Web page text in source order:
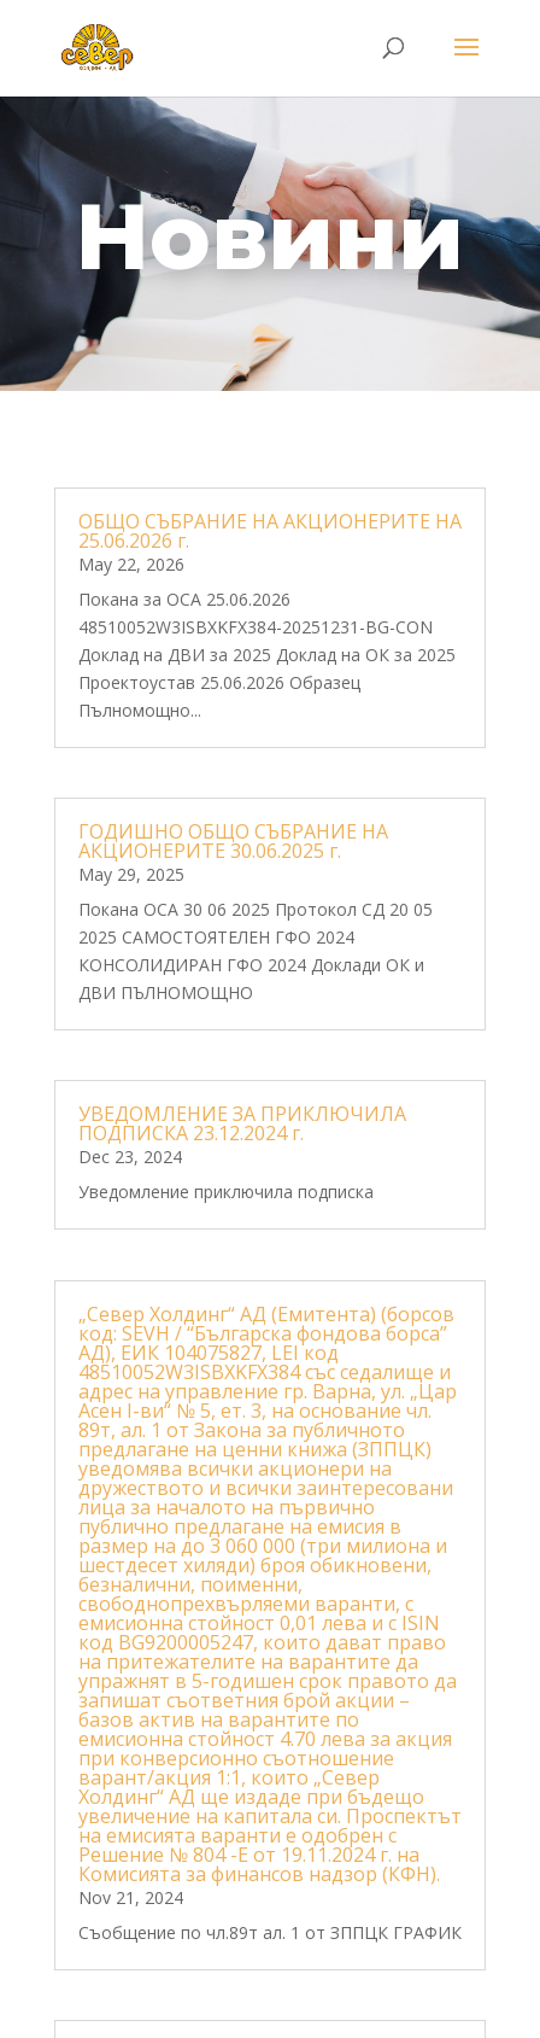
Новини
ОБЩО СЪБРАНИЕ НА АКЦИОНЕРИТЕ НА
25.06.2026 г.
May 22, 2026
Покана за ОСА 25.06.2026
48510052W3ISBXKFX384-20251231-BG-CON
Доклад на ДВИ за 2025 Доклад на ОК за 2025
Проектоустав 25.06.2026 Образец
Пълномощно...
ГОДИШНО ОБЩО СЪБРАНИЕ НА
АКЦИОНЕРИТЕ 30.06.2025 г.
May 29, 2025
Покана ОСА 30 06 2025 Протокол СД 20 05
2025 САМОСТОЯТЕЛЕН ГФО 2024
КОНСОЛИДИРАН ГФО 2024 Доклади ОК и
ДВИ ПЪЛНОМОЩНО
УВЕДОМЛЕНИЕ ЗА ПРИКЛЮЧИЛА
ПОДПИСКА 23.12.2024 г.
Dec 23, 2024
Уведомление приключила подписка
„Север Холдинг“ АД (Емитента) (борсов
код: SEVH / “Българска фондова борса”
АД), ЕИК 104075827, LEI код
48510052W3ISBXKFX384 със седалище и
адрес на управление гр. Варна, ул. „Цар
Асен I-ви“ № 5, ет. 3, на основание чл.
89т, ал. 1 от Закона за публичното
предлагане на ценни книжа (ЗППЦК)
уведомява всички акционери на
дружеството и всички заинтересовани
лица за началото на първично
публично предлагане на емисия в
размер на до 3 060 000 (три милиона и
шестдесет хиляди) броя обикновени,
безналични, поименни,
свободнопрехвърляеми варанти, с
емисионна стойност 0,01 лева и с ISIN
код BG9200005247, които дават право
на притежателите на варантите да
упражнят в 5-годишен срок правото да
запишат съответния брой акции –
базов актив на варантите по
емисионна стойност 4.70 левa за акция
при конверсионно съотношение
варант/акция 1:1, които „Север
Холдинг“ АД ще издаде при бъдещо
увеличение на капитала си. Проспектът
на емисията варанти е одобрен с
Решение № 804 -Е от 19.11.2024 г. на
Комисията за финансов надзор (КФН).
Nov 21, 2024
Съобщение по чл.89т ал. 1 от ЗППЦК ГРАФИК